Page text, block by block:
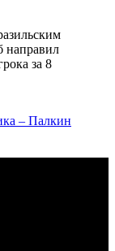
направил
за 8
– Палкин